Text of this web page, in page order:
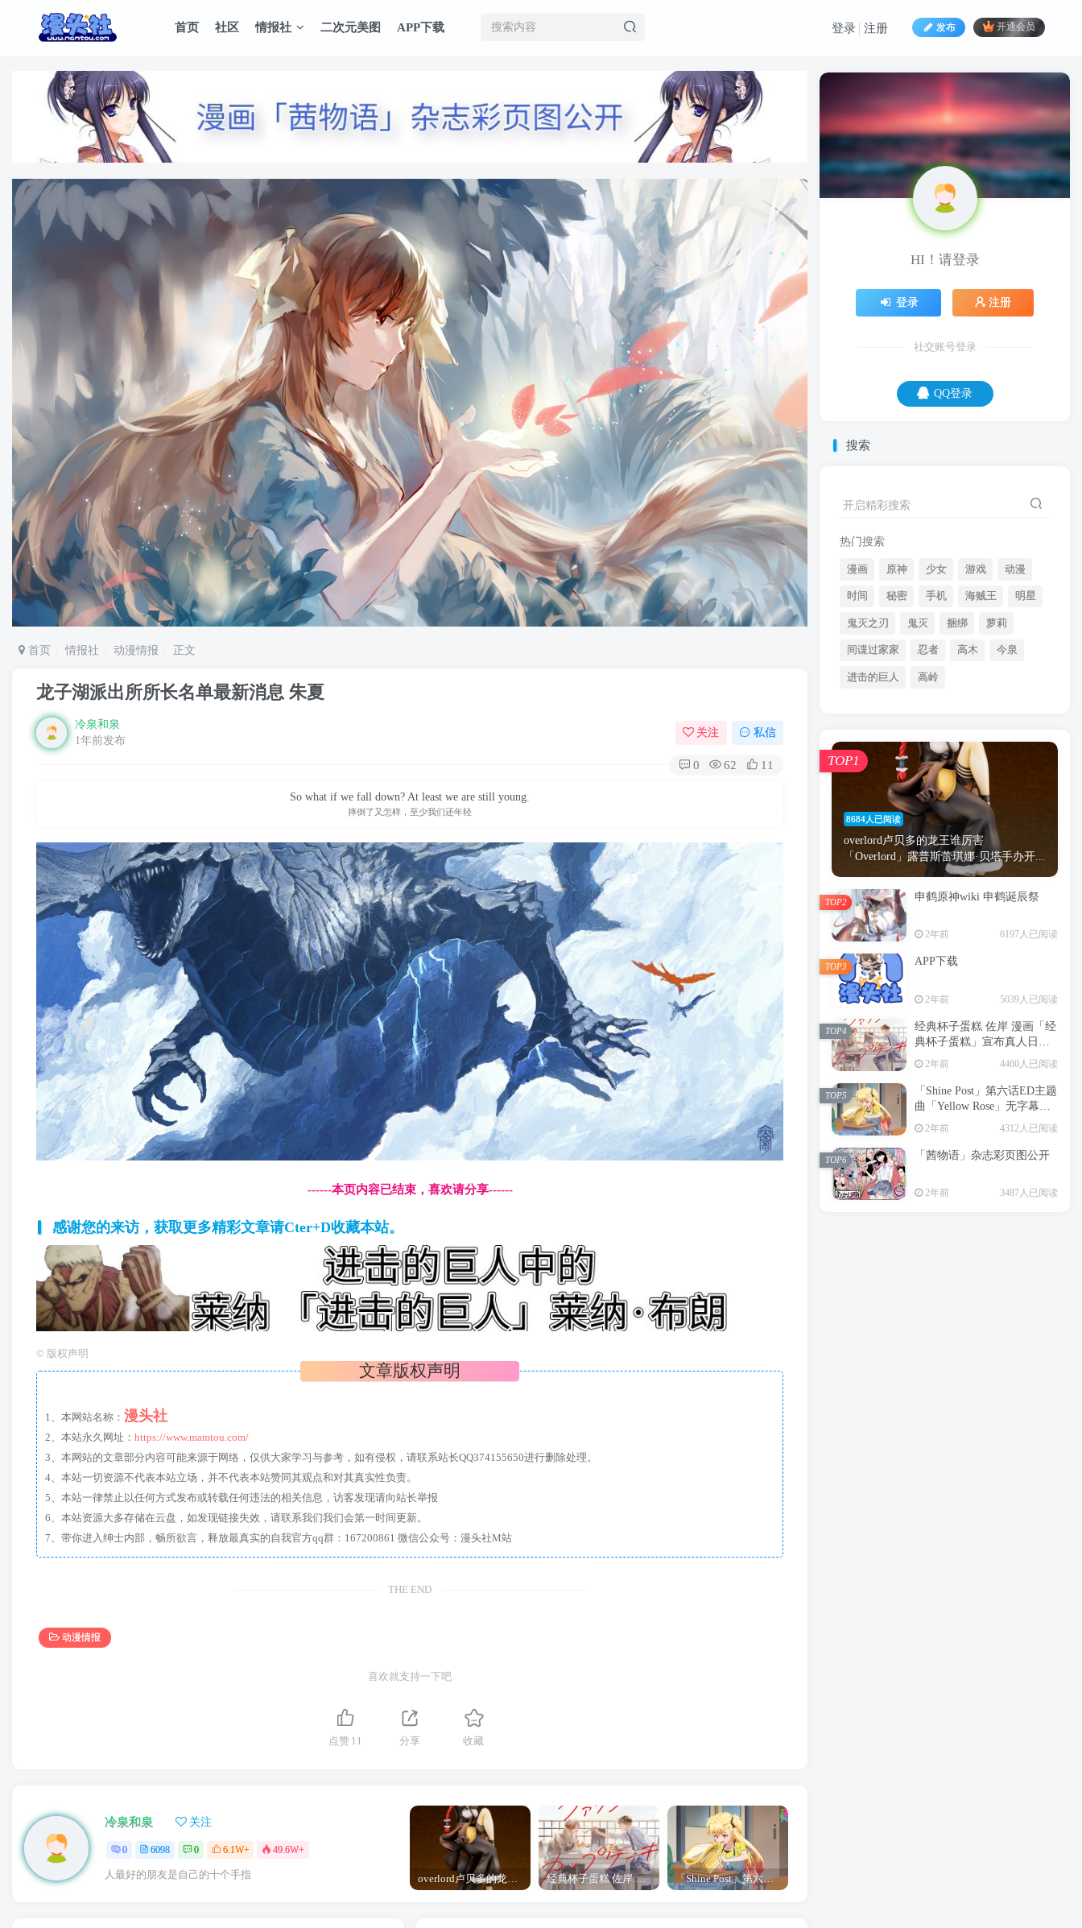
首页 社区 情报社 二次元美图 APP下载 发布 开通会员
登录 注册
首页 情报社 动漫情报 正文
龙子湖派出所所长名单最新消息 朱夏
冷泉和泉
1年前发布
关注 私信
0 62 11
So what if we fall down? At least we are still young.
摔倒了又怎样，至少我们还年轻
------本页内容已结束，喜欢请分享------
感谢您的来访，获取更多精彩文章请Cter+D收藏本站。
© 版权声明
文章版权声明
1、本网站名称： 漫头社
2、本站永久网址： https://www.mamtou.com/
3、本网站的文章部分内容可能来源于网络，仅供大家学习与参考，如有侵权，请联系站长QQ374155650进行删除处理。
4、本站一切资源不代表本站立场，并不代表本站赞同其观点和对其真实性负责。
5、本站一律禁止以任何方式发布或转载任何违法的相关信息，访客发现请向站长举报
6、本站资源大多存储在云盘，如发现链接失效，请联系我们我们会第一时间更新。
7、带你进入绅士内部，畅所欲言，释放最真实的自我官方qq群：167200861 微信公众号：漫头社M站
THE END
动漫情报
喜欢就支持一下吧
点赞 11 分享 收藏
冷泉和泉 关注
0 6098 0 6.1W+ 49.6W+
人最好的朋友是自己的十个手指 overlord卢贝多的龙王谁厉害 「Overlord」露普斯蕾琪娜·贝塔手办开订 经典杯子蛋糕 佐岸 漫画「经典杯子蛋糕」宣布真人日剧化 「Shine Post」第六话ED主题曲「Yellow Rose」无字幕MV公开
HI！请登录
登录 注册
社交账号登录
QQ登录
搜索
开启精彩搜索
热门搜索
漫画 原神 少女 游戏 动漫
时间 秘密 手机 海贼王 明星
鬼灭之刃 鬼灭 捆绑 萝莉
间谍过家家 忍者 高木 今泉
进击的巨人 高岭
8684人已阅读
overlord卢贝多的龙王谁厉害
「Overlord」露普斯蕾琪娜·贝塔手办开...
TOP1
申鹤原神wiki 申鹤诞辰祭
2年前 6197人已阅读
TOP2
APP下载
2年前 5039人已阅读
TOP3
经典杯子蛋糕 佐岸 漫画「经
典杯子蛋糕」宣布真人日剧
化
2年前 4460人已阅读
TOP4
「Shine Post」第六话ED主题
曲「Yellow Rose」无字幕MV
公开
2年前 4312人已阅读
TOP5
「茜物语」杂志彩页图公开
2年前 3487人已阅读
TOP6
HI！请登录
登录 注册
社交账号登录
QQ登录
能不能借我一毛钱？以免我们，一毛钱关
时间 秘密 手机 海贼王
鬼灭 捆绑 萝莉
间谍过家家 忍者 高木
进击的巨人 高岭
8684人已阅读
overlord卢贝多的龙王谁厉害
「Overlord」露普斯蕾琪娜·贝塔手办开...
TOP1
申鹤原神wiki 申鹤诞辰祭
2年前 6197人已阅读
TOP2
APP下载
2年前 5039人已阅读
TOP3
经典杯子蛋糕 佐岸 漫画「经
典杯子蛋糕」宣布真人日剧
TOP4